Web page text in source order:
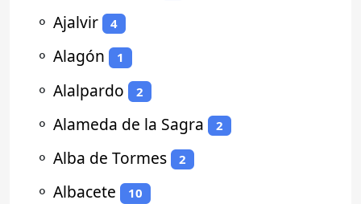
⚬ Ajalvir 4
⚬ Alagón 1
⚬ Alalpardo 2
⚬ Alameda de la Sagra 2
⚬ Alba de Tormes 2
⚬ Albacete 10